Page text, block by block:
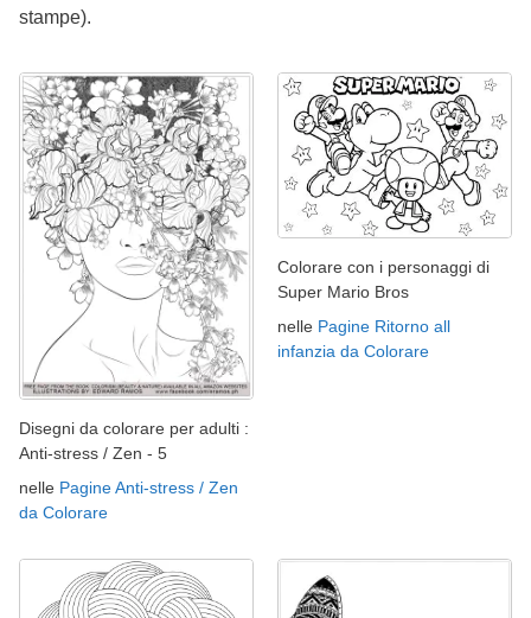
stampe).
Disegni da colorare per adulti :
Anti-stress / Zen - 5
nelle Pagine Anti-stress / Zen
da Colorare
Colorare con i personaggi di
Super Mario Bros
nelle Pagine Ritorno all
infanzia da Colorare